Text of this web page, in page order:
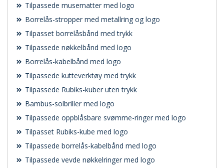
Tilpassede musematter med logo
Borrelås-stropper med metallring og logo
Tilpasset borrelåsbånd med trykk
Tilpassede nøkkelbånd med logo
Borrelås-kabelbånd med logo
Tilpassede kutteverktøy med trykk
Tilpassede Rubiks-kuber uten trykk
Bambus-solbriller med logo
Tilpassede oppblåsbare svømme-ringer med logo
Tilpasset Rubiks-kube med logo
Tilpassede borrelås-kabelbånd med logo
Tilpassede vevde nøkkelringer med logo